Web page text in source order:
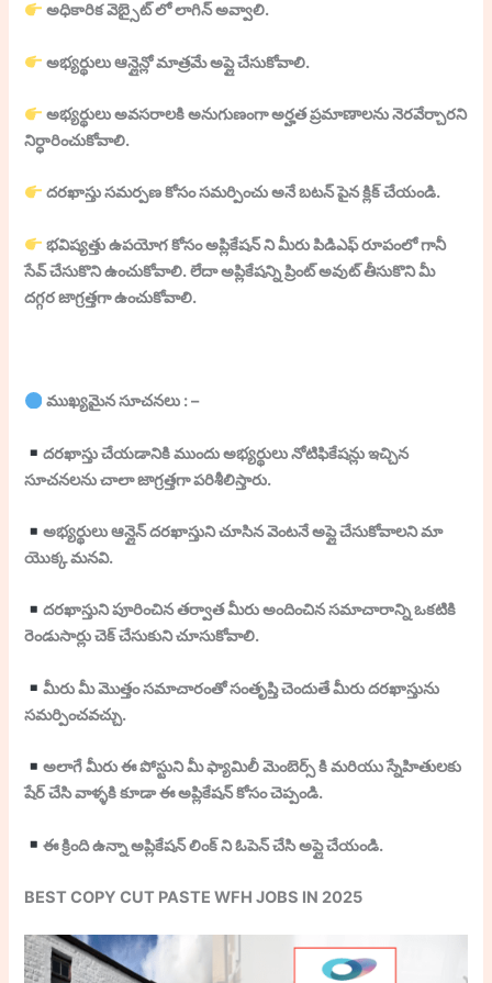
అధికారిక వెబ్సైట్ లో లాగిన్ అవ్వాలి.
అభ్యర్థులు ఆన్లైన్లో మాత్రమే అప్లై చేసుకోవాలి.
అభ్యర్థులు అవసరాలకి అనుగుణంగా అర్హత ప్రమాణాలను నెరవేర్చారని
నిర్ధారించుకోవాలి.
దరఖాస్తు సమర్పణ కోసం సమర్పించు అనే బటన్ పైన క్లిక్ చేయండి.
భవిష్యత్తు ఉపయోగ కోసం అప్లికేషన్ ని మీరు పిడిఎఫ్ రూపంలో గానీ
సేవ్ చేసుకొని ఉంచుకోవాలి. లేదా అప్లికేషన్ని ప్రింట్ అవుట్ తీసుకొని మీ
దగ్గర జాగ్రత్తగా ఉంచుకోవాలి.
ముఖ్యమైన సూచనలు : –
దరఖాస్తు చేయడానికి ముందు అభ్యర్థులు నోటిఫికేషన్లు ఇచ్చిన
సూచనలను చాలా జాగ్రత్తగా పరిశీలిస్తారు.
అభ్యర్థులు ఆన్లైన్ దరఖాస్తుని చూసిన వెంటనే అప్లై చేసుకోవాలని మా
యొక్క మనవి.
దరఖాస్తుని పూరించిన తర్వాత మీరు అందించిన సమాచారాన్ని ఒకటికి
రెండుసార్లు చెక్ చేసుకుని చూసుకోవాలి.
మీరు మీ మొత్తం సమాచారంతో సంతృప్తి చెందుతే మీరు దరఖాస్తును
సమర్పించవచ్చు.
అలాగే మీరు ఈ పోస్టుని మీ ఫ్యామిలీ మెంబెర్స్ కి మరియు స్నేహితులకు
షేర్ చేసి వాళ్ళకి కూడా ఈ అప్లికేషన్ కోసం చెప్పండి.
ఈ క్రింది ఉన్నా అప్లికేషన్ లింక్ ని ఓపెన్ చేసి అప్లై చేయండి.
BEST COPY CUT PASTE WFH JOBS IN 2025